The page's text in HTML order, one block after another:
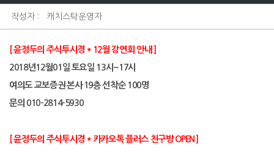
작성자 : 캐치스탁운영자
[윤정두의 주식투시경 * 12월 강연회 안내
2018년12월01 일 토요일 13시 ~17시
여의도 교보증권 본사 19층 선착순 100명
문의 010-2814-5930
[윤정두의 주식투시경 * 카카오톡 플러스 친구방OPEN ]